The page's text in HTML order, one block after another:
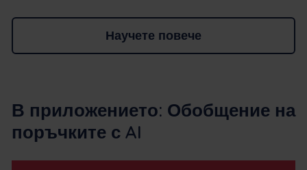
Научете повече
В приложението: Обобщение на
поръчките с AI